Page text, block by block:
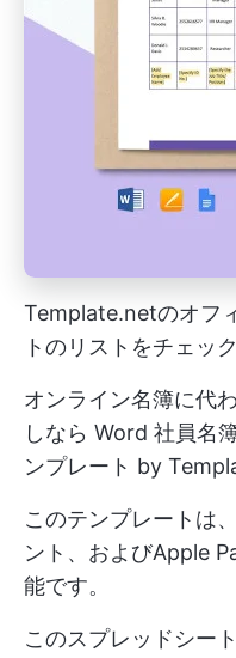
Template.netのオフ
トのリストをチェッ
オンライン名簿に代
しなら Word 社員名
ンプレート by
このテンプレートは
ント、およびApple
能です。
このスプレッドシー